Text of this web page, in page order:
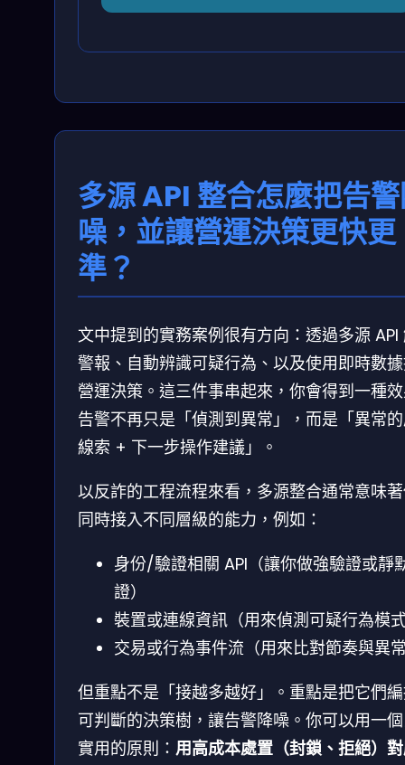
多源 API 整合怎麼把告
噪，並讓營運決策更快更
準？
文中提到的實務案例很有方向：透過多源 API
警報、自動辨識可疑行為、以及使用即時數
營運決策。這三件事串起來，你會得到一種
告警不再只是「偵測到異常」，而是「異常
線索 + 下一步操作建議」。
以反詐的工程流程來看，多源整合通常意味
同時接入不同層級的能力，例如：
身份/驗證相關 API（讓你做強驗證或靜
證）
裝置或連線資訊（用來偵測可疑行為模
交易或行為事件流（用來比對節奏與異
但重點不是「接越多越好」。重點是把它們
可判斷的決策樹，讓告警降噪。你可以用一
實用的原則： 用高成本處置（封鎖、拒絕）